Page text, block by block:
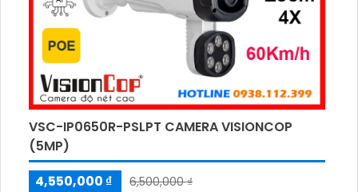
VSC-IP0650R-PSLPT CAMERA VISIONCOP
(5MP)
4,550,000 ₫
6,500,000 ₫